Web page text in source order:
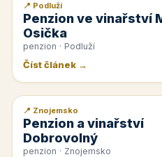
📰 PR článek
📍 Podluží
Penzion ve vinařství
Osička
penzion · Podluží
Číst článek →
📰 PR článek
📍 Znojemsko
Penzion a vinařství
Dobrovolný
penzion · Znojemsko